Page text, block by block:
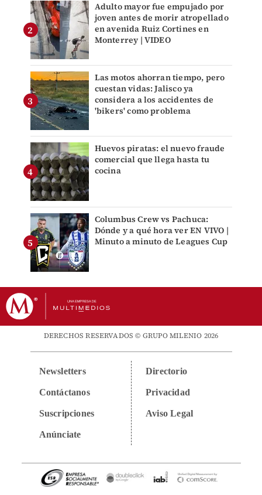
Adulto mayor fue empujado por
joven antes de morir atropellado
en avenida Ruiz Cortines en
Monterrey | VIDEO
Las motos ahorran tiempo, pero
cuestan vidas: Jalisco ya
considera a los accidentes de
'bikers' como problema
Huevos piratas: el nuevo fraude
comercial que llega hasta tu
cocina
Columbus Crew vs Pachuca:
Dónde y a qué hora ver EN VIVO |
Minuto a minuto de Leagues Cup
DERECHOS RESERVADOS © GRUPO MILENIO 2026
Newsletters
Contáctanos
Suscripciones
Anúnciate
Directorio
Privacidad
Aviso Legal